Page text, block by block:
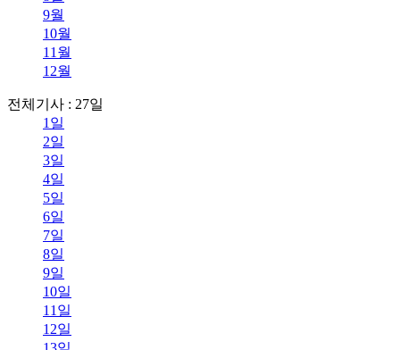
9월
10월
11월
12월
전체기사 : 27일
1일
2일
3일
4일
5일
6일
7일
8일
9일
10일
11일
12일